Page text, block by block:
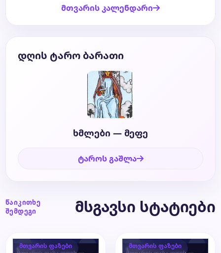
მთვარის კალენდარი
დღის ტარო ბარათი
ხმლები — მეფე
ტაროს გაშლა
წაიკითხე
შემდეგი
მსგავსი სტატიები
მთვარის ფაზები მთვარის ფაზები